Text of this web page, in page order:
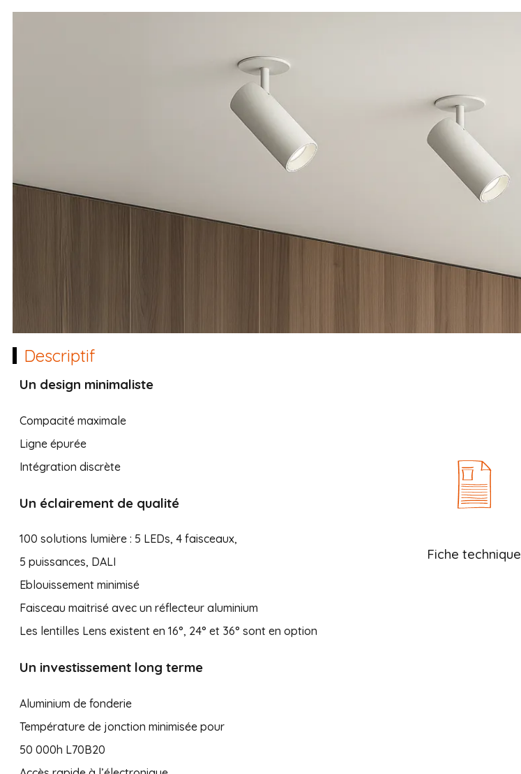
Descriptif
Un design minimaliste
Compacité maximale
Ligne épurée
Intégration discrète
Un éclairement de qualité
100 solutions lumière : 5 LEDs, 4 faisceaux,
5 puissances, DALI
Eblouissement minimisé
Faisceau maitrisé avec un réflecteur aluminium
Les lentilles Lens existent en 16°, 24° et 36° sont en option
Un investissement long terme
Aluminium de fonderie
Température de jonction minimisée pour
50 000h L70B20
Fiche technique